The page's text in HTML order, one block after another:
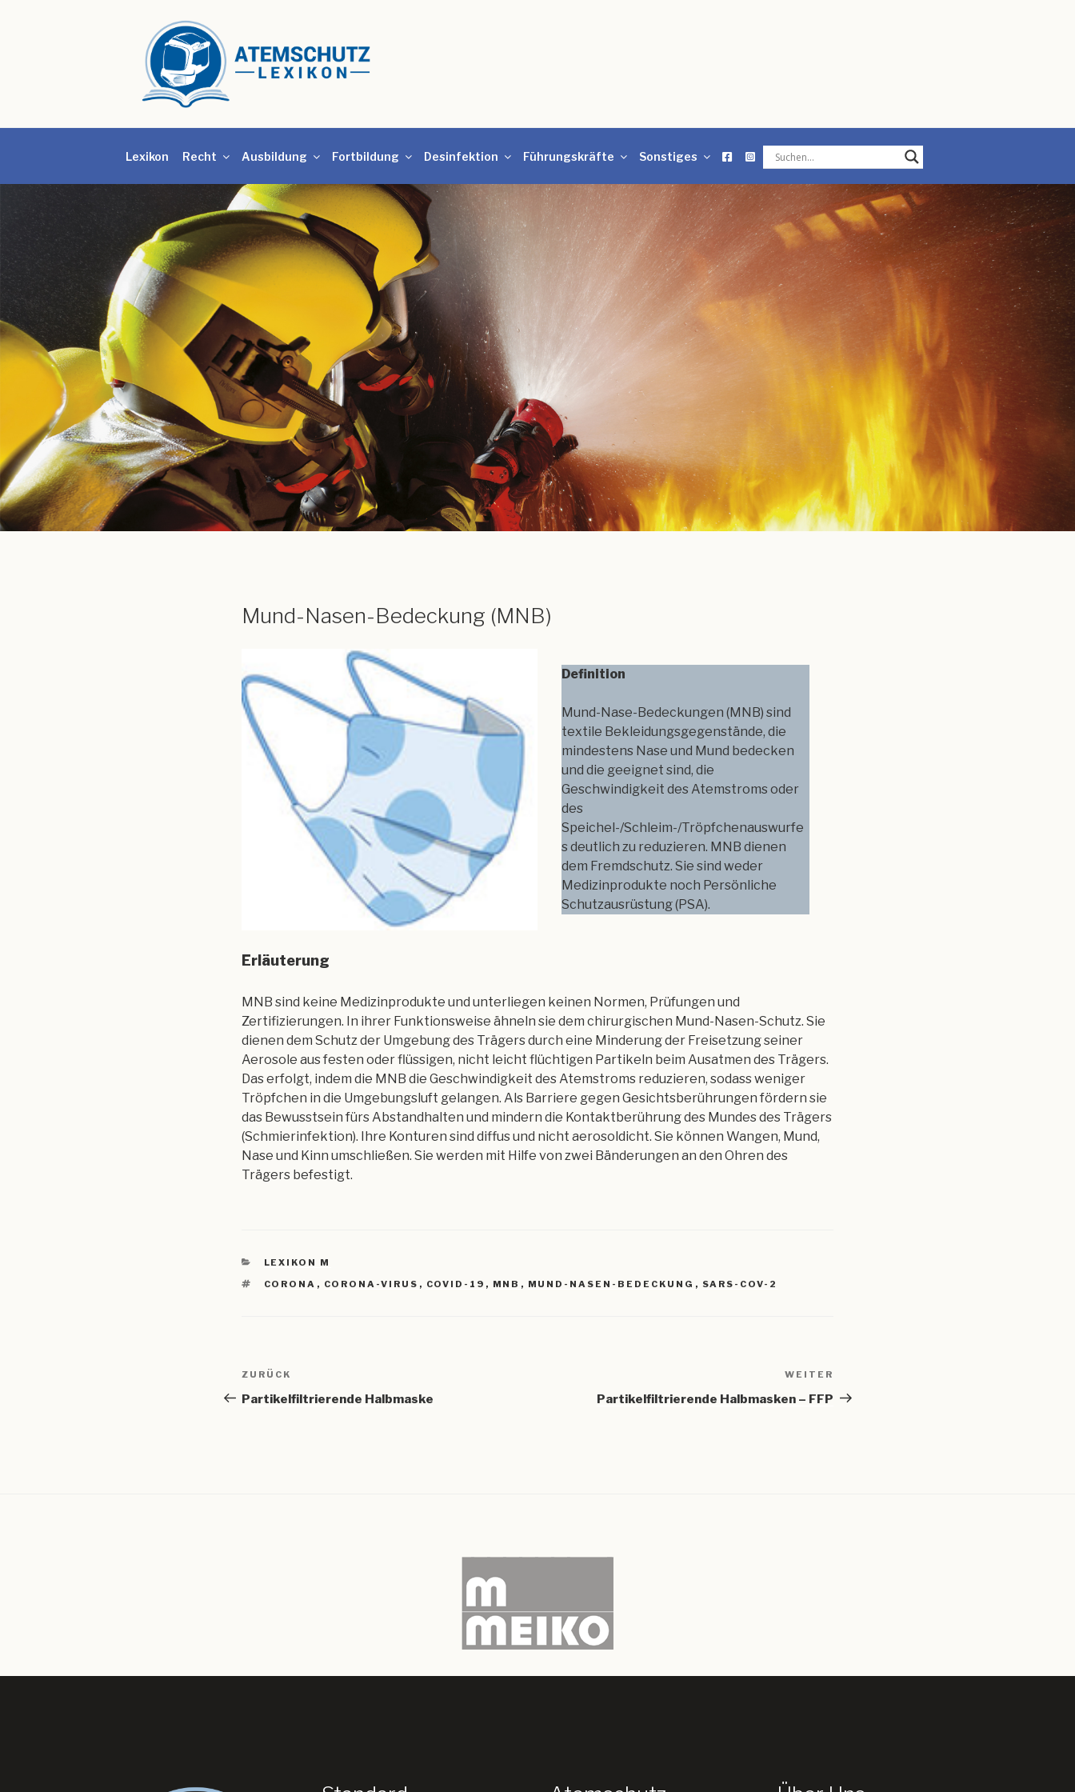
Lexikon Recht Ausbildung Fortbildung Desinfektion Führungskräfte Sonstiges
Mund-Nasen-Bedeckung (MNB)
Definition
Mund-Nase-Bedeckungen (MNB) sind
textile Bekleidungsgegenstände, die
mindestens Nase und Mund bedecken
und die geeignet sind, die
Geschwindigkeit des Atemstroms oder
des
Speichel-/Schleim-/Tröpfchenauswurfe
s deutlich zu reduzieren. MNB dienen
dem Fremdschutz. Sie sind weder
Medizinprodukte noch Persönliche
Schutzausrüstung (PSA).
Erläuterung
MNB sind keine Medizinprodukte und unterliegen keinen Normen, Prüfungen und
Zertifizierungen. In ihrer Funktionsweise ähneln sie dem chirurgischen Mund-Nasen-Schutz. Sie
dienen dem Schutz der Umgebung des Trägers durch eine Minderung der Freisetzung seiner
Aerosole aus festen oder flüssigen, nicht leicht flüchtigen Partikeln beim Ausatmen des Trägers.
Das erfolgt, indem die MNB die Geschwindigkeit des Atemstroms reduzieren, sodass weniger
Tröpfchen in die Umgebungsluft gelangen. Als Barriere gegen Gesichtsberührungen fördern sie
das Bewusstsein fürs Abstandhalten und mindern die Kontaktberührung des Mundes des Trägers
(Schmierinfektion). Ihre Konturen sind diffus und nicht aerosoldicht. Sie können Wangen, Mund,
Nase und Kinn umschließen. Sie werden mit Hilfe von zwei Bänderungen an den Ohren des
Trägers befestigt.
KATEGORIEN
LEXIKON M
SCHLAGWÖRTER
CORONA , CORONA-VIRUS , COVID-19 , MNB , MUND-NASEN-BEDECKUNG , SARS-COV-2
Beitragsnavigation
Vorheriger
Beitrag
ZURÜCK
Partikelfiltrierende Halbmaske
Beitrag
WEITER
Partikelfiltrierende Halbmasken – FFP